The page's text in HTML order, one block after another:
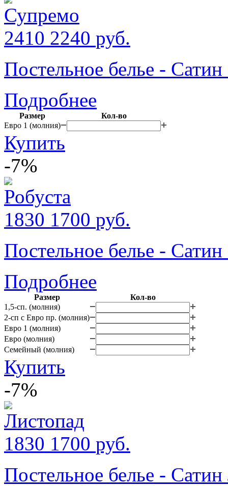
2410 2240 руб.
Постельное белье -
Подробнее
Размер
Кол-во
Евро 1 (молния)
Купить
-7%
1830 1700 руб.
Постельное белье - Сатин
Подробнее
Размер
Кол-во
1,5-сп. (молния)
2-сп с Евро пр. (молния)
Евро 1 (молния)
Евро (молния)
Семейный (молния)
Купить
-7%
1830 1700 руб.
Постельное белье -